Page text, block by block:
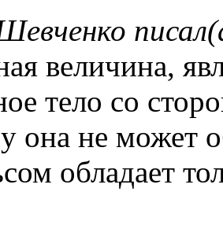
величина,
тело со
она не может
обладает